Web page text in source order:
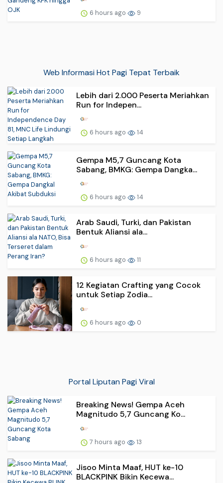
6 hours ago 9
Web Informasi Hot Pagi Tepat Terbaik
Lebih dari 2.000 Peserta Meriahkan
Run for Indepen...
6 hours ago 14
Gempa M5,7 Guncang Kota
Sabang, BMKG: Gempa Dangka...
6 hours ago 14
Arab Saudi, Turki, dan Pakistan
Bentuk Aliansi ala...
6 hours ago 11
12 Kegiatan Crafting yang Cocok
untuk Setiap Zodia...
6 hours ago 0
Portal Liputan Pagi Viral
Breaking News! Gempa Aceh
Magnitudo 5,7 Guncang Ko...
7 hours ago 13
Jisoo Minta Maaf, HUT ke-10
BLACKPINK Bikin Kecewa...